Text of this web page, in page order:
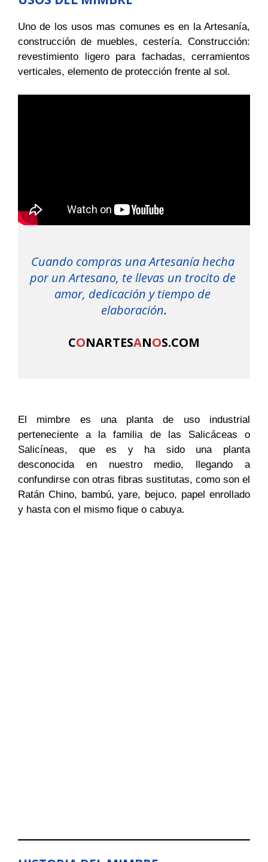
Uno de los usos mas comunes es en la Artesanía,
construcción de muebles, cestería. Construcción:
revestimiento ligero para fachadas, cerramientos
verticales, elemento de protección frente al sol.
Cuando compras una Artesanía hecha
por un Artesano, te llevas un trocito de
amor, dedicación y tiempo de
elaboración.
CONARTESANOS.COM
El mimbre es una planta de uso industrial
perteneciente a la familia de las Salicáceas o
Salicíneas, que es y ha sido una planta
desconocida en nuestro medio, llegando a
confundirse con otras fibras sustitutas, como son el
Ratán Chino, bambú, yare, bejuco, papel enrollado
y hasta con el mismo fique o cabuya.